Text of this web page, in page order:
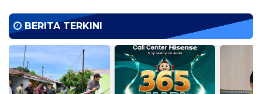
BERITA TERKINI